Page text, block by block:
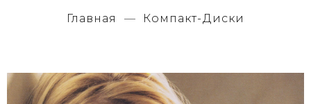
Главная Компакт-Диски